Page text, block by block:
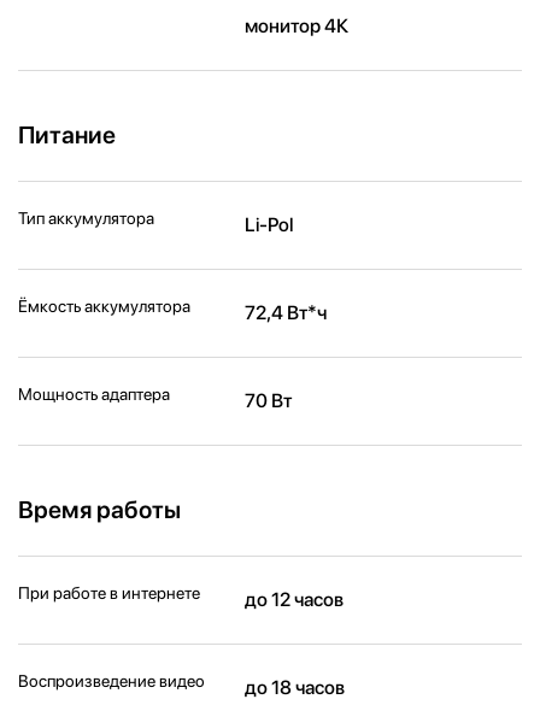
монитор 4К
Питание
Тип аккумулятора Li-Pol
Ёмкость аккумулятора 72,4 Вт*ч
Мощность адаптера 70 Вт
Время работы
При работе в интернете до 12 часов
Воспроизведение видео до 18 часов